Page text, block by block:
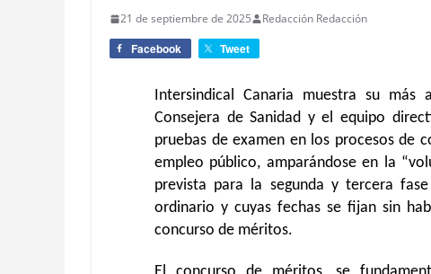
21 de septiembre de 2025 Redacción Redacción
Facebook Tweet
Intersindical Canaria muestra su
Consejera de Sanidad y el equipo
pruebas de examen en los procesos de
empleo público, amparándose en la
prevista para la segunda y tercera
ordinario y cuyas fechas se fijan sin
concurso de méritos.